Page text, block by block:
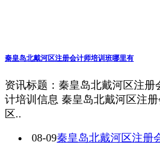
秦皇岛北戴河区注册会计师培训班哪里有
资讯标题：秦皇岛北戴河区注册
计培训信息 秦皇岛北戴河区注
区..
08-09秦皇岛北戴河区注册